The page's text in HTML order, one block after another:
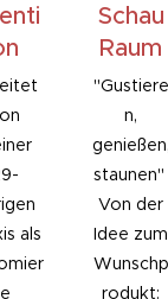
als
Schau
Raum
"Gustiere
n,
genießen,
staunen"
Von der
Idee zum
Wunschp
rodukt: